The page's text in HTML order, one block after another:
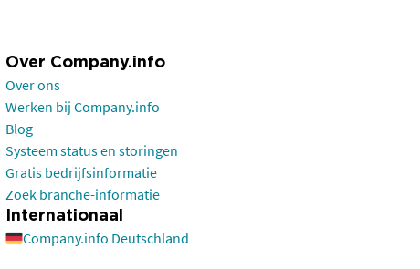
Over Company.info
Over ons
Werken bij Company.info
Blog
Systeem status en storingen
Gratis bedrijfsinformatie
Zoek branche-informatie
Internationaal
Company.info Deutschland